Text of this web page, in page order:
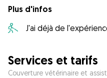
Plus d'infos
J'ai déjà de
Services et tarifs
Couverture vétérinaire et